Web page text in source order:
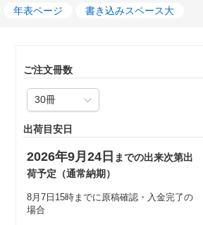
年表ページ 書き込みスペース大
ご注文冊数
出荷目安日
2026年9月24日 までの出来次第出
荷予定（通常納期）
8月7日15時までに原稿確認・入金完了の
場合